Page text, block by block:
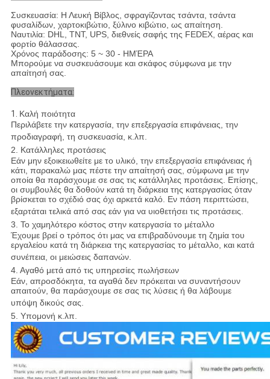
Συσκευασία: Η Λευκή Βίβλος, σφραγίζοντας τσάντα, τσάντα
φυσαλίδων, χαρτοκιβώτιο, ξύλινο κιβώτιο, ως απαίτηση.
Ναυτιλία: DHL, TNT, UPS, διεθνείς σαφής της FEDEX, αέρας και
φορτίο θάλασσας.
Χρόνος παράδοσης: 5 ~ 30 - ΗΜΈΡΑ
Μπορούμε να συσκευάσουμε και σκάφος σύμφωνα με την
απαίτησή σας.
Πλεονεκτήματα:
1. Καλή ποιότητα
Περιλάβετε την κατεργασία, την επεξεργασία επιφάνειας, την
προδιαγραφή, τη συσκευασία, κ.λπ.
2. Κατάλληλες προτάσεις
Εάν μην εξοικειωθείτε με το υλικό, την επεξεργασία επιφάνειας ή
κάτι, παρακαλώ μας πέστε την απαίτησή σας, σύμφωνα με την
οποία θα παράσχουμε σε σας τις κατάλληλες προτάσεις. Επίσης,
οι συμβουλές θα δοθούν κατά τη διάρκεια της κατεργασίας όταν
βρίσκεται το σχέδιό σας όχι αρκετά καλό. Εν πάση περιπτώσει,
εξαρτάται τελικά από σας εάν για να υιοθετήσει τις προτάσεις.
3. Το χαμηλότερο κόστος στην κατεργασία το μέταλλο
Έχουμε βρεί ο τρόπος ότι μας να επιβραδύνουμε τη ζημία του
εργαλείου κατά τη διάρκεια της κατεργασίας το μέταλλο, και κατά
συνέπεια, οι μειώσεις δαπανών.
4. Αγαθό μετά από τις υπηρεσίες πωλήσεων
Εάν, απροσδόκητα, τα αγαθά δεν πρόκειται να συναντήσουν
απαιτούν, θα παράσχουμε σε σας τις λύσεις ή θα λάβουμε
υπόψη δικούς σας.
5. Υπομονή κ.λπ.